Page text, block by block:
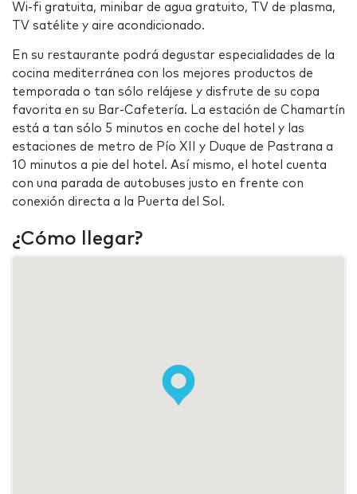
Wi-fi gratuita, minibar de agua gratuito, TV de plasma,
TV satélite y aire acondicionado.
En su restaurante podrá degustar especialidades de la
cocina mediterránea con los mejores productos de
temporada o tan sólo relájese y disfrute de su copa
favorita en su Bar-Cafetería. La estación de Chamartín
está a tan sólo 5 minutos en coche del hotel y las
estaciones de metro de Pío XII y Duque de Pastrana a
10 minutos a pie del hotel. Así mismo, el hotel cuenta
con una parada de autobuses justo en frente con
conexión directa a la Puerta del Sol.
¿Cómo llegar?